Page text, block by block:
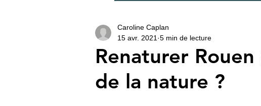
Renaturer
de la nature ?
Caroline Caplan
15 avr. 2021 5 min de lecture